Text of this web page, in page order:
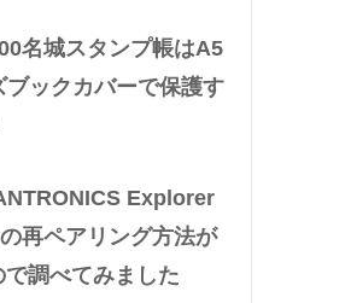
名城スタンプ帳はA5
ブックカバーで保護す
Explorer
再ペアリング方法が
調べてみました